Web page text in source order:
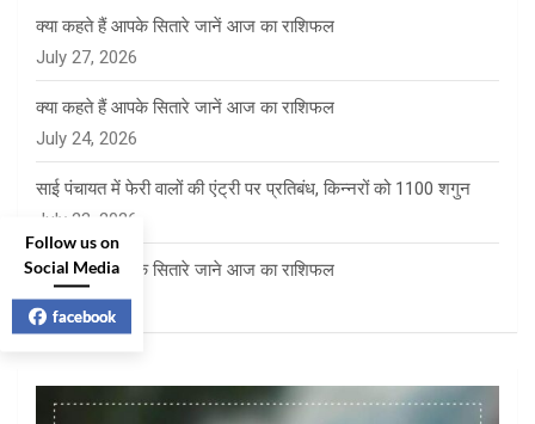
क्या कहते हैं आपके सितारे जानें आज का राशिफल
July 27, 2026
क्या कहते हैं आपके सितारे जानें आज का राशिफल
July 24, 2026
साई पंचायत में फेरी वालों की एंट्री पर प्रतिबंध, किन्नरों को 1100 शगुन
July 23, 2026
क्या कहते है आपके सितारे जाने आज का राशिफल
July 23, 2026
Follow us on
Social Media
facebook